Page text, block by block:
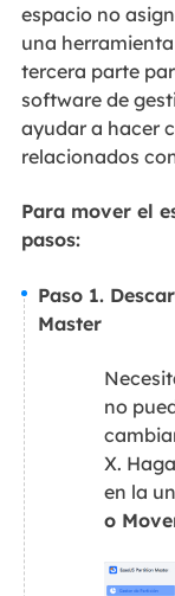
espacio no
una
tercera parte
software de
ayudar a hacer
relacionados
Para mover el
pasos:
Paso 1.
Master
no
X.
en la
o